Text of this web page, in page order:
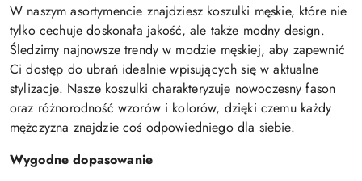
W naszym asortymencie znajdziesz koszulki męskie, które nie
tylko cechuje doskonała jakość, ale także modny design.
Śledzimy najnowsze trendy w modzie męskiej, aby zapewnić
Ci dostęp do ubrań idealnie wpisujących się w aktualne
stylizacje. Nasze koszulki charakteryzuje nowoczesny fason
oraz różnorodność wzorów i kolorów, dzięki czemu każdy
mężczyzna znajdzie coś odpowiedniego dla siebie.
Wygodne dopasowanie